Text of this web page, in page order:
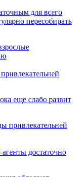
для всего
пересобирать
еще слабо развит
достаточно